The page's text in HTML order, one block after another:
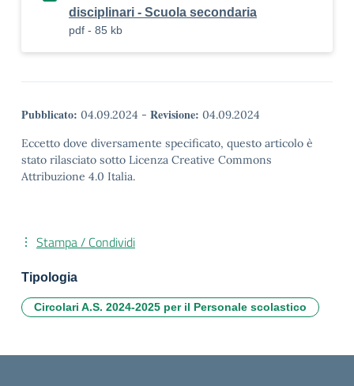
disciplinari - Scuola secondaria
pdf - 85 kb
Pubblicato: 04.09.2024 - Revisione: 04.09.2024
Eccetto dove diversamente specificato, questo articolo è
stato rilasciato sotto Licenza Creative Commons
Attribuzione 4.0 Italia.
Stampa / Condividi
Tipologia
Circolari A.S. 2024-2025 per il Personale scolastico